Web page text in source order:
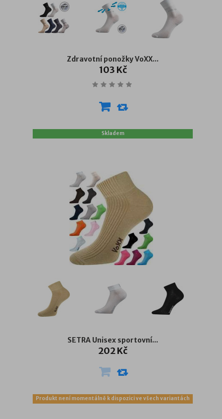
Zdravotní ponožky VoXX...
103 Kč
Skladem
SETRA Unisex sportovní...
202 Kč
Produkt není momentálně k dispozici ve všech variantách